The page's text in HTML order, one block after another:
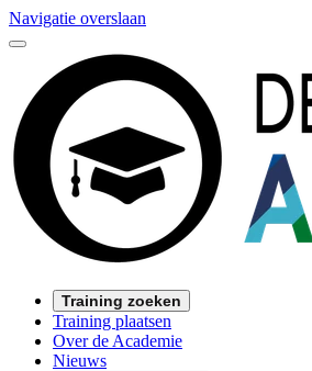
Navigatie overslaan
Training zoeken
Training plaatsen
Over de Academie
Nieuws